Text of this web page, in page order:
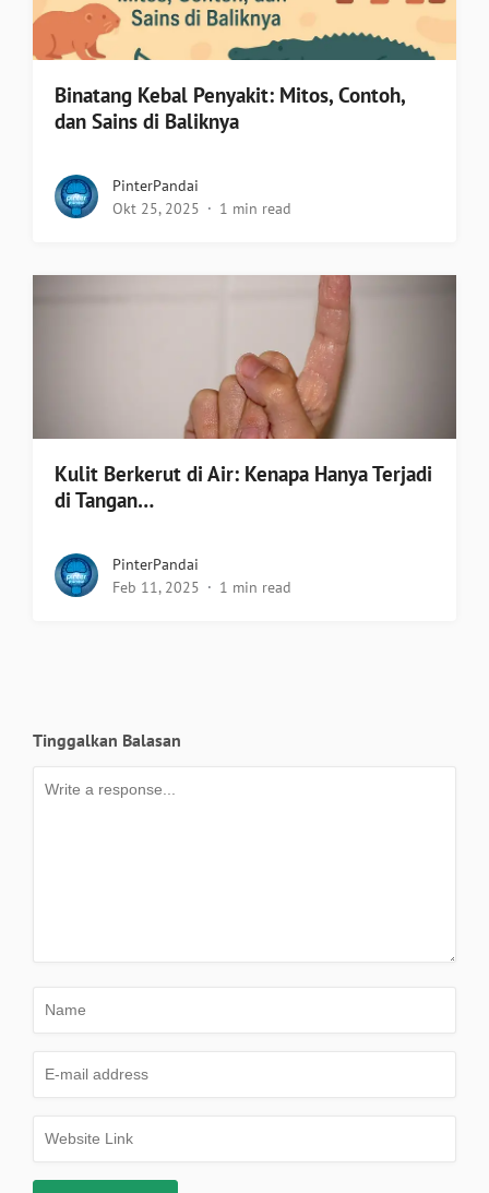
Binatang Kebal Penyakit: Mitos, Contoh,
dan Sains di Baliknya
PinterPandai
Okt 25, 2025
1 min read
Kulit Berkerut di Air: Kenapa Hanya Terjadi
di Tangan…
PinterPandai
Feb 11, 2025
1 min read
Tinggalkan Balasan